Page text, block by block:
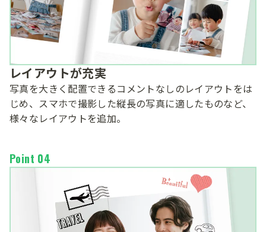
レイアウトが充実
写真を大きく配置できるコメントなしのレイアウトをは
じめ、スマホで撮影した縦長の写真に適したものなど、
様々なレイアウトを追加。
Point 04